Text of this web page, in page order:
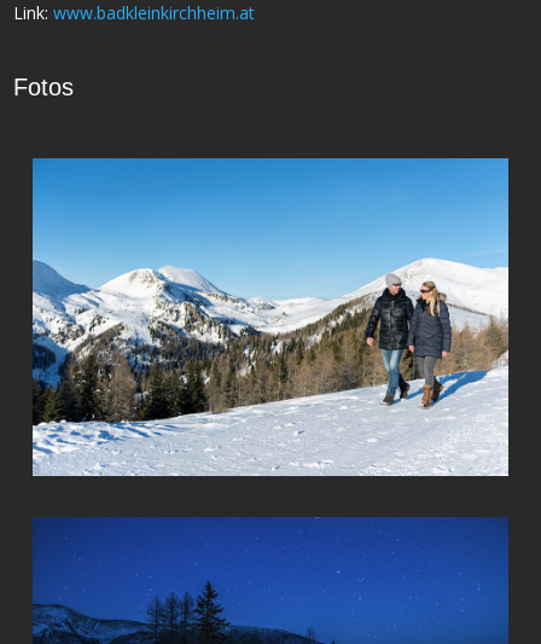
Link: www.badkleinkirchheim.at
Fotos